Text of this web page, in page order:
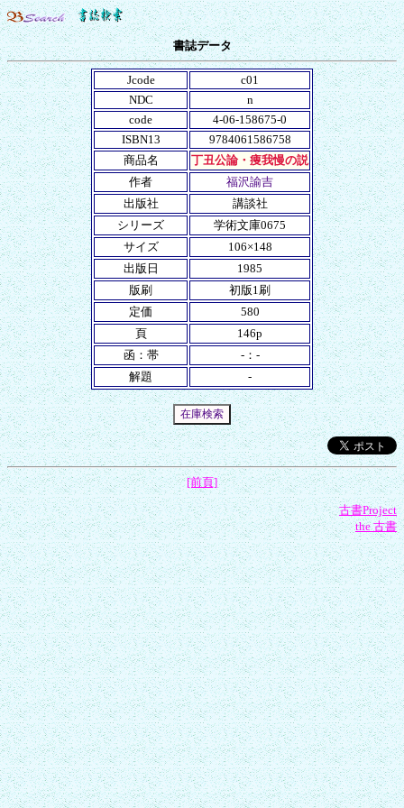
書誌データ
Jcode
c01
NDC
n
code
4-06-158675-0
ISBN13
9784061586758
商品名
丁丑公論・痩我慢の説
作者
福沢諭吉
出版社
講談社
シリーズ
学術文庫0675
サイズ
106×148
出版日
1985
版刷
初版1刷
定価
580
頁
146p
函：帯
-：-
解題
-
[前頁]
古書Project
the 古書